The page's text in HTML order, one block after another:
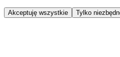
Akceptuję wszystkie Tylko